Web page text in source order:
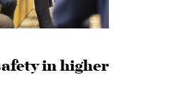
in higher